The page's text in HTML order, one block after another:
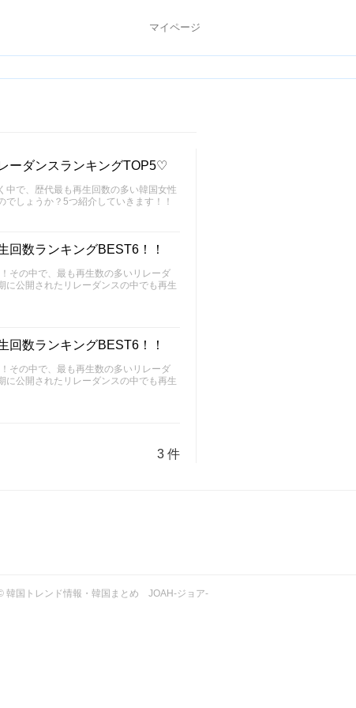
マイページ
ーダンスランキングTOP5♡
中で、歴代最も再生回数の多い韓国女性
しょうか？5つ紹介していきます！！
回数ランキングBEST6！！
その中で、最も再生数の多いリレーダ
に公開されたリレーダンスの中でも再生
回数ランキングBEST6！！
その中で、最も再生数の多いリレーダ
に公開されたリレーダンスの中でも再生
3 件
韓国トレンド情報・韓国まとめ JOAH-ジョア-